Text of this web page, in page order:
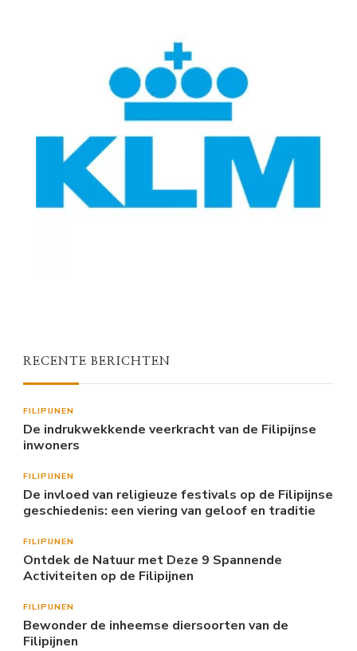
RECENTE BERICHTEN
FILIPIJNEN
De indrukwekkende veerkracht van de Filipijnse
inwoners
FILIPIJNEN
De invloed van religieuze festivals op de Filipijnse
geschiedenis: een viering van geloof en traditie
FILIPIJNEN
Ontdek de Natuur met Deze 9 Spannende
Activiteiten op de Filipijnen
FILIPIJNEN
Bewonder de inheemse diersoorten van de
Filipijnen